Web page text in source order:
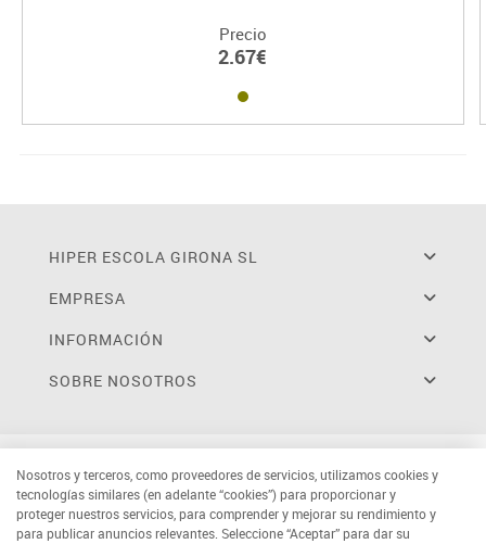
Precio
2.67€
HIPER ESCOLA GIRONA SL
EMPRESA
INFORMACIÓN
SOBRE NOSOTROS
Nosotros y terceros, como proveedores de servicios, utilizamos cookies y
tecnologías similares (en adelante “cookies”) para proporcionar y
proteger nuestros servicios, para comprender y mejorar su rendimiento y
para publicar anuncios relevantes. Seleccione “Aceptar” para dar su